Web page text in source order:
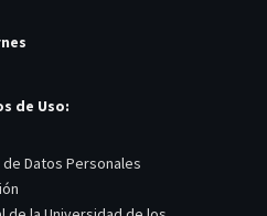
de Uso:
Datos Personales